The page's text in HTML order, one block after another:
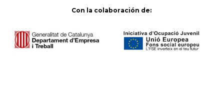
Con la colaboración de: